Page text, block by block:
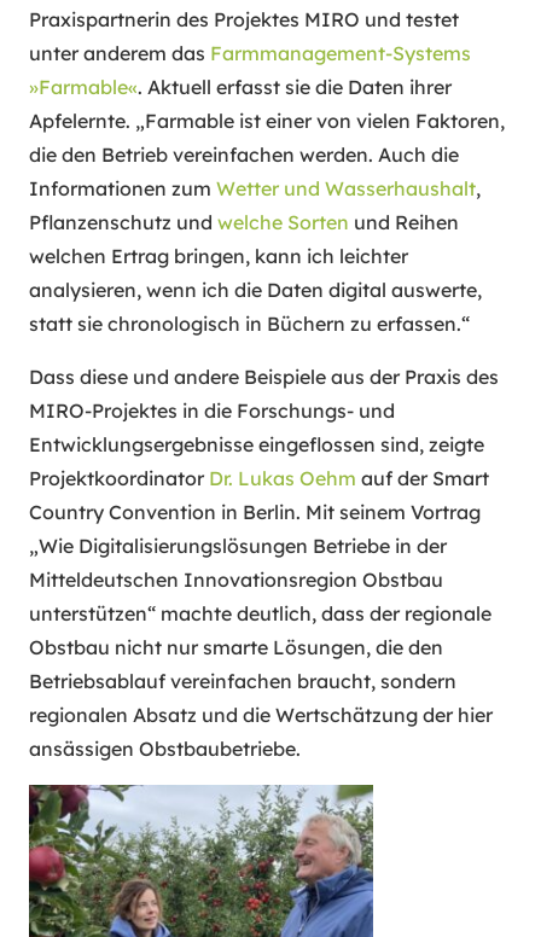
Praxispartnerin des Projektes MIRO und testet
unter anderem das Farmmanagement-Systems
»Farmable«. Aktuell erfasst sie die Daten ihrer
Apfelernte. „Farmable ist einer von vielen Faktoren,
die den Betrieb vereinfachen werden. Auch die
Informationen zum Wetter und Wasserhaushalt,
Pflanzenschutz und welche Sorten und Reihen
welchen Ertrag bringen, kann ich leichter
analysieren, wenn ich die Daten digital auswerte,
statt sie chronologisch in Büchern zu erfassen.“
Dass diese und andere Beispiele aus der Praxis des
MIRO-Projektes in die Forschungs- und
Entwicklungsergebnisse eingeflossen sind, zeigte
Projektkoordinator Dr. Lukas Oehm auf der Smart
Country Convention in Berlin. Mit seinem Vortrag
„Wie Digitalisierungslösungen Betriebe in der
Mitteldeutschen Innovationsregion Obstbau
unterstützen“ machte deutlich, dass der regionale
Obstbau nicht nur smarte Lösungen, die den
Betriebsablauf vereinfachen braucht, sondern
regionalen Absatz und die Wertschätzung der hier
ansässigen Obstbaubetriebe.